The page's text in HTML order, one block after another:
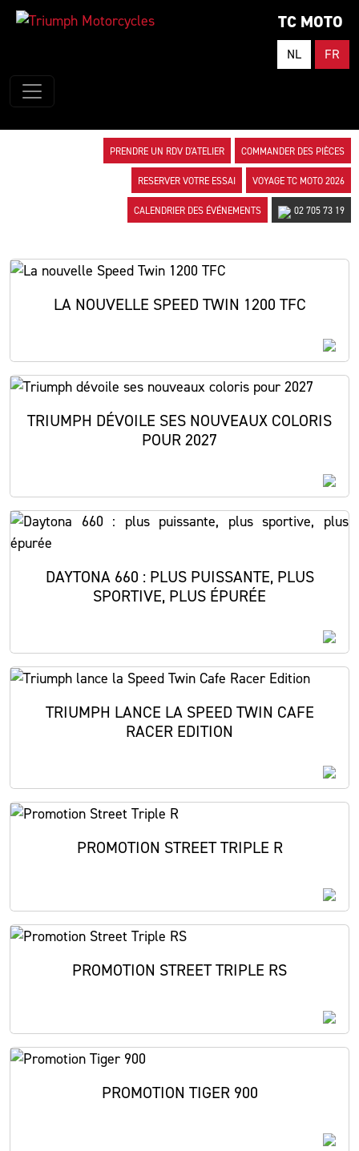
TC MOTO
NL FR
PRENDRE UN RDV D'ATELIER COMMANDER DES PIÈCES
RESERVER VOTRE ESSAI VOYAGE TC MOTO 2026
CALENDRIER DES ÉVÉNEMENTS 02 705 73 19
LA NOUVELLE SPEED TWIN 1200 TFC
TRIUMPH DÉVOILE SES NOUVEAUX COLORIS
POUR 2027
DAYTONA 660 : PLUS PUISSANTE, PLUS
SPORTIVE, PLUS ÉPURÉE
TRIUMPH LANCE LA SPEED TWIN CAFE
RACER EDITION
PROMOTION STREET TRIPLE R
PROMOTION STREET TRIPLE RS
PROMOTION TIGER 900